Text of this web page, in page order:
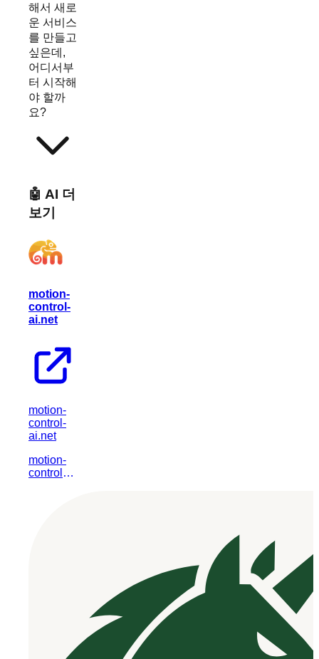
해서 새로
운 서비스
를 만들고
싶은데,
어디서부
터 시작해
야 할까
요?
🤖 AI 더
보기
motion-
control-
ai.net
motion-
control-
ai.net
motion-
control-